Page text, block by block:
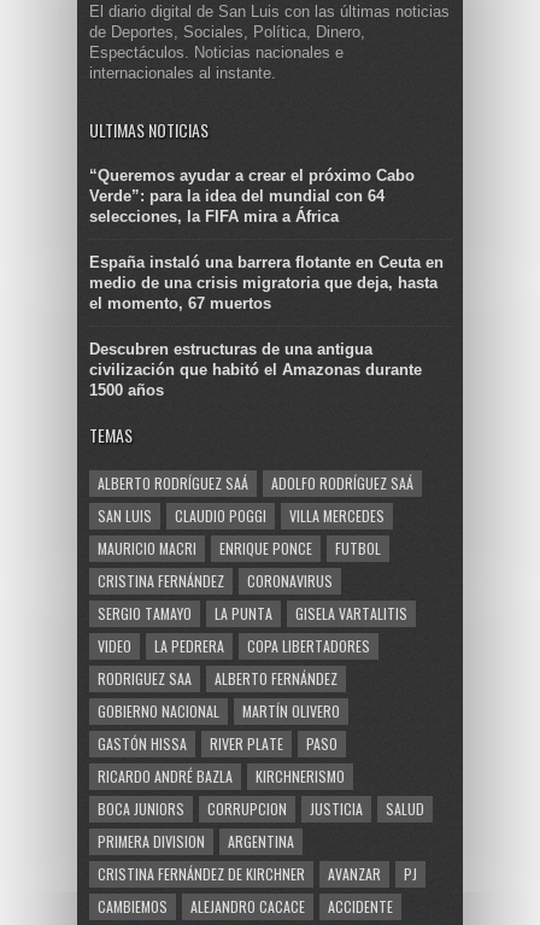
El diario digital de San Luis con las últimas noticias
de Deportes, Sociales, Política, Dinero,
Espectáculos. Noticias nacionales e
internacionales al instante.
ULTIMAS NOTICIAS
“Queremos ayudar a crear el próximo Cabo
Verde”: para la idea del mundial con 64
selecciones, la FIFA mira a África
España instaló una barrera flotante en Ceuta en
medio de una crisis migratoria que deja, hasta
el momento, 67 muertos
Descubren estructuras de una antigua
civilización que habitó el Amazonas durante
1500 años
TEMAS
ALBERTO RODRÍGUEZ SAÁ
ADOLFO RODRÍGUEZ SAÁ
SAN LUIS
CLAUDIO POGGI
VILLA MERCEDES
MAURICIO MACRI
ENRIQUE PONCE
FUTBOL
CRISTINA FERNÁNDEZ
CORONAVIRUS
SERGIO TAMAYO
LA PUNTA
GISELA VARTALITIS
VIDEO
LA PEDRERA
COPA LIBERTADORES
RODRIGUEZ SAA
ALBERTO FERNÁNDEZ
GOBIERNO NACIONAL
MARTÍN OLIVERO
GASTÓN HISSA
RIVER PLATE
PASO
RICARDO ANDRÉ BAZLA
KIRCHNERISMO
BOCA JUNIORS
CORRUPCION JUSTICIA
SALUD
PRIMERA DIVISION
ARGENTINA
CRISTINA FERNÁNDEZ DE KIRCHNER
AVANZAR
PJ
CAMBIEMOS
ALEJANDRO CACACE ACCIDENTE